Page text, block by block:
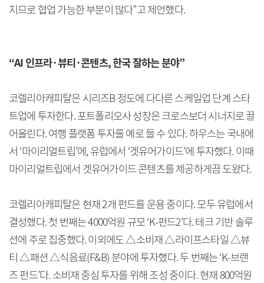
지므로 협업 가능한 부분이 많다”고 제언했다.
“AI 인프라·뷰티·콘텐츠, 한국 잘하는 분야”
코렐리아캐피탈은 시리즈B 정도에 다다른 스케일업 단계 스타
트업에 투자한다. 포트폴리오사 성장은 크로스보더 시너지로 끌
어올린다. 여행 플랫폼 투자를 예로 들 수 있다. 하우스는 국내에
서 ‘마이리얼트립’에, 유럽에서 ‘겟유어가이드’에 투자했다. 이때
마이리얼트립에서 겟유어가이드 콘텐츠를 제공하게끔 도왔다.
코렐리아캐피탈은 현재 2개 펀드를 운용 중이다. 모두 유럽에서
결성했다. 첫 번째는 4000억원 규모 ‘K-펀드2’다. 테크 기반 솔루
션에 주로 집중했다. 이외에도 △소비재 △라이프스타일 △뷰
티 △패션 △식음료(F&B) 분야에 투자했다. 두 번째는 ‘K-브랜
즈 펀드’다. 소비재 중심 투자를 위해 조성 중이다. 현재 800억원